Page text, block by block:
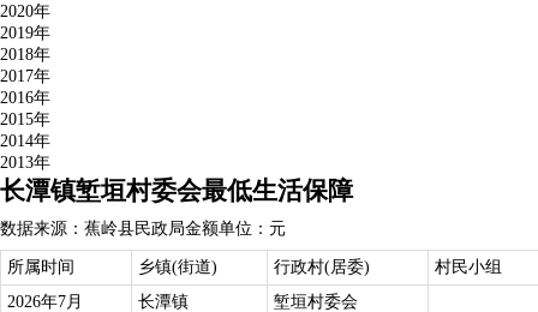
2020年
2019年
2018年
2017年
2016年
2015年
2014年
2013年
长潭镇堑垣村委会最低生活保障
数据来源：蕉岭县民政局金额单位：元
所属时间 乡镇(街道) 行政村(居委)
村民小组
2026年7月
长潭镇
堑垣村委会